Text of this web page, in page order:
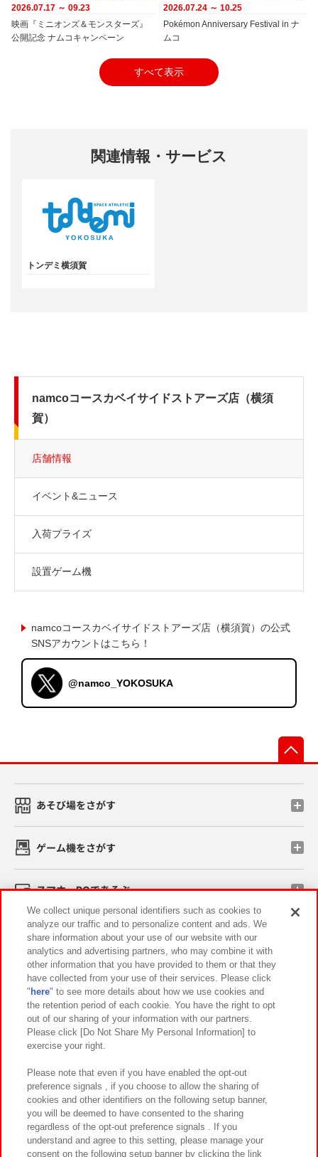
2026.07.17 ～ 09.23
映画『ミニオンズ＆モンスターズ』
公開記念 ナムコキャンペーン
2026.07.24 ～ 10.25
Pokémon Anniversary Festival in ナ
ムコ
すべて表示
関連情報・サービス
トンデミ横須賀
namcoコースカベイサイドストアーズ店（横須
賀）
店舗情報
イベント&ニュース
入荷プライズ
設置ゲーム機
namcoコースカベイサイドストアーズ店（横須賀）の公式
SNSアカウントはこちら！
@namco_YOKOSUKA
あそび場をさがす
ゲーム機をさがす
スマホ・PCであそぶ
イベント・キャンペーン
関連会社 サステナビリティ サイトポリシー
プライバシーポリシー ウェブアクセシビリティ方針と検証結果
お取引先さまとともに
カスタマーハラスメント対応方針 よくあるご質問・お問い合わせ
We collect unique personal identifiers such as cookies to
analyze our traffic and to personalize content and ads. We
share information about your use of our website with our
analytics and advertising partners, who may combine it with
other information that you have provided to them or that they
have collected from your use of their services. Please click
" here" to see more details about how we use cookies and
the retention period of each cookie. You have the right to opt
out of our sharing of your information with our partners.
Please click [Do Not Share My Personal Information] to
exercise your right.
Please note that even if you have enabled the opt-out
preference signals , if you choose to allow the sharing of
cookies and other identifiers on the following setup banner,
you will be deemed to have consented to the sharing
regardless of the opt-out preference signals . If you
understand and agree to this setting, please manage your
consent on the following setup banner by clicking the link